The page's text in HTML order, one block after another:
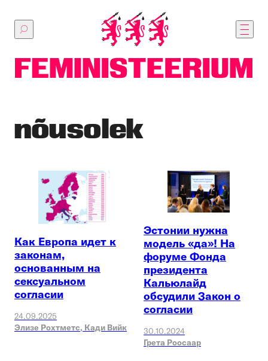
основному
nõusolek
Как Европа идет к
законам,
основанным на
сексуальном
согласии
24.09.2025
Элизе Рохтметс, Кади Вийк
Эстонии нужна
модель «да»! На
форуме Фонда
президента
Кальюлайд
обсудили Закон о
согласии
30.10.2024
Грета Роосаар